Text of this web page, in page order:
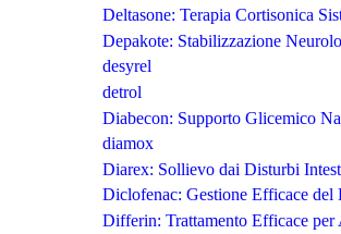
Deltasone: Terapia Cortisonica
Depakote: Stabilizzazione
desyrel
detrol
Diabecon: Supporto Glicemico
diamox
Diarex: Sollievo dai Disturbi
Diclofenac: Gestione Efficace del
Differin: Trattamento Efficace per